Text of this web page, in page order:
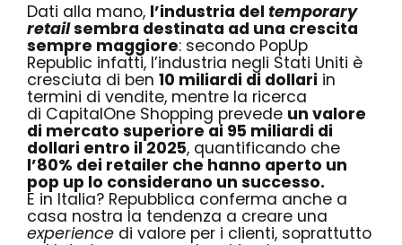
Dati alla mano, l’industria del temporary
retailsembra destinata ad una crescita
sempre maggiore: secondo PopUp
Republic infatti, l’industria negli Stati Uniti è
cresciuta di ben 10 miliardi di dollari in
termini di vendite, mentre la ricerca
di CapitalOne Shopping prevede un valore
di mercato superiore ai 95 miliardi di
dollari entro il 2025, quantificando che
l’80% dei retailer che hanno aperto un
pop up lo considerano un successo.
E in Italia? Repubblica conferma anche a
casa nostra la tendenza a creare una
experience di valore per i clienti, soprattutto